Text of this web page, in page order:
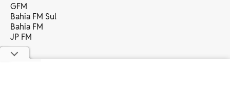
GFM
Bahia FM Sul
Bahia FM
JP FM